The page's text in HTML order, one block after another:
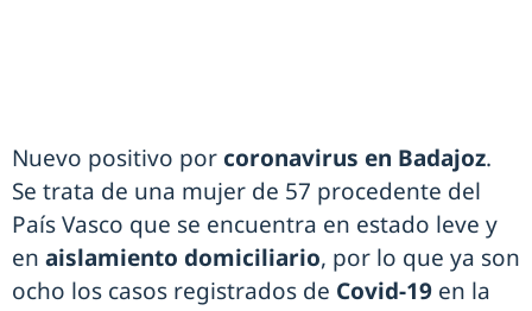
Nuevo positivo por coronavirus en Badajoz.
Se trata de una mujer de 57 procedente del
País Vasco que se encuentra en estado leve y
en aislamiento domiciliario, por lo que ya son
ocho los casos registrados de Covid-19 en la